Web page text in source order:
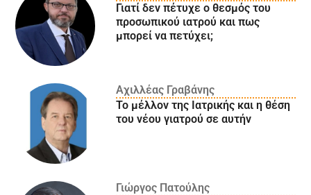
Γιατί δεν πέτυχε ο θεσμός του
προσωπικού ιατρού και πως
μπορεί να πετύχει;
Αχιλλέας Γραβάνης
Το μέλλον της Ιατρικής και η θέση
του νέου γιατρού σε αυτήν
Γιώργος Πατούλης